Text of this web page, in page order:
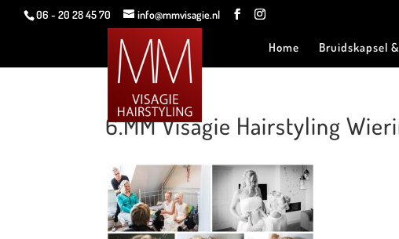
06 - 20 28 45 70 info@mmvisagie.nl
Home Bruidskapsel
6.MM Visagie Hairstyling